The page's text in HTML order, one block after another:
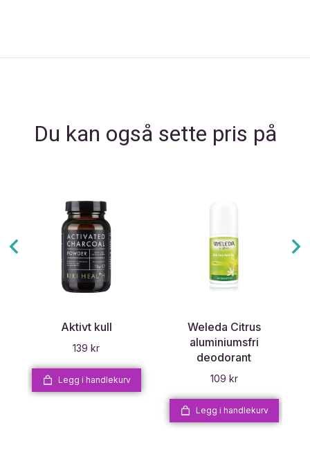
Du kan også sette pris på
Aktivt kull
139 kr
Legg i handlekurv
Weleda Citrus
aluminiumsfri
deodorant
109 kr
Legg i handlekurv